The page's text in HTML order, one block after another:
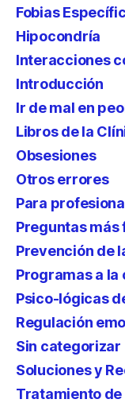
Fobias
Hipocondría
Interacciones
Introducción
Ir de mal en
Libros de la
Obsesiones
Otros errores
Para
Preguntas
Prevención de
Programas a la
Psico-lógicas
Regulación
Sin categorizar
Soluciones y
Tratamiento de